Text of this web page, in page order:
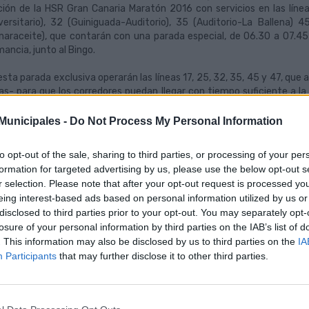
- Do Not Process My Personal Information
opt-out of the sale, sharing to third parties, or processing of your
for targeted advertising by us, please use the below opt-out
selection. Please note that after your opt-out request is processed
interest-based ads based on personal information utilized by us
to third parties prior to your opt-out. You may separately
of your personal information by third parties on the IAB’s list of
This information may also be disclosed by us to third parties on the
Participants that may further disclose it to other third parties.
de la HSR Gran Canaria Maratón 2016 con servicios en las
32 (Guiniguada-Auditorio), 35 (Auditorio-La Ballena)
que contarán con una parada especial, de 06.30 a
junto al Bingo.
parada exclusiva operarán las líneas 17, 25, 32, 35, 45 y 47,
para que los corredores puedan llegar con tiempo suficiente a
del Auditorio Alfredo Kraus. Estos servicios, una vez que
cabeceras para seguir transportando hacia la calle
Municipales, a través del Ayuntamiento de Las Palmas de
gratuito para las pruebas desde las 08:30 a 20:00 horas
24 de enero. Los corredores de las diferentes carreras,
su dorsal oficial al conductor. Esta promoción no se
las 07:45 hasta las 11.00 horas aproximadamente, la calle
de vehículos por el paso de los corredores, por lo que Guaguas
provisional para la maratón en la Plaza Mario César, en la
de las 11:00 horas aproximadamente, según las instrucciones